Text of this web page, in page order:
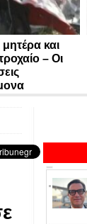
και
– Οι